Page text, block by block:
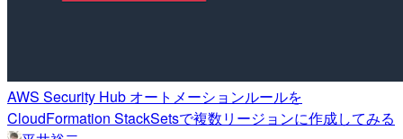
AWS Security Hub オートメーションルールを
CloudFormation StackSetsで複数リージョンに作成してみる